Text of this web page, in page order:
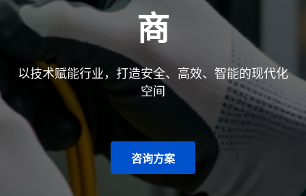
商
以技术赋能行业，打造安全、高效、智能的现代化
空间
咨询方案